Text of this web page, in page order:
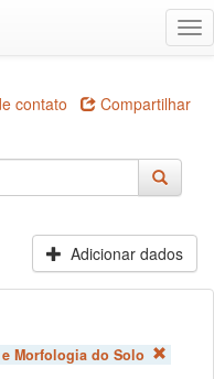
contato Compartilhar
Adicionar dados
e Morfologia do Solo